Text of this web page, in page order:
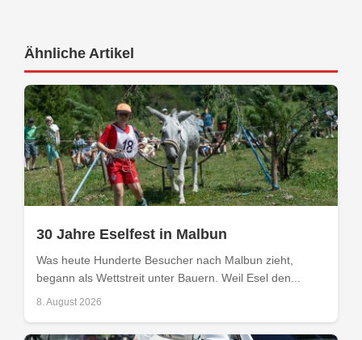
Ähnliche Artikel
30 Jahre Eselfest in Malbun
Was heute Hunderte Besucher nach Malbun zieht,
begann als Wettstreit unter Bauern. Weil Esel den...
8. August 2026